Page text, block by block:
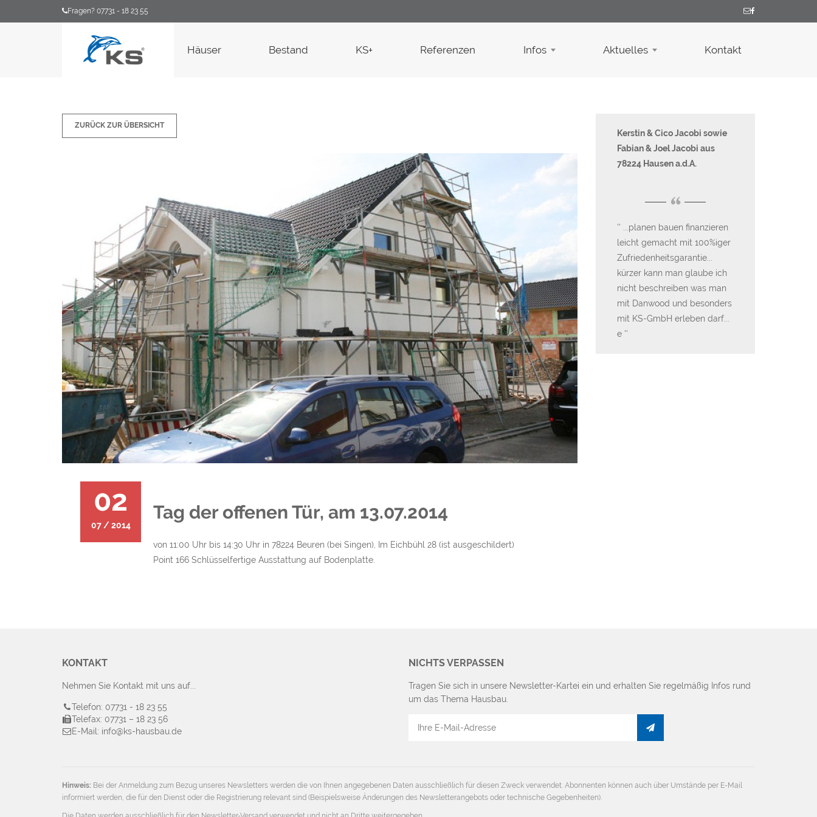
Fragen? 07731 - 18 23 55
Häuser Bestand KS+ Referenzen Infos Aktuelles Kontakt
ZURÜCK ZUR ÜBERSICHT
02
07 / 2014
Tag der offenen Tür, am 13.07.2014
von 11:00 Uhr bis 14:30 Uhr in 78224 Beuren (bei Singen), Im Eichbühl 28 (ist ausgeschildert)
Point 166 Schlüsselfertige Ausstattung auf Bodenplatte.
“
Einen großen Dank an KS-
Jetzt ist es geschafft und wir
können in unser Traumhaus
einziehen.
Kerstin & Cico Jacobi sowie
Fabian & Joel Jacobi aus
78224 Hausen a.d.A.
“
...planen bauen finanzieren
leicht gemacht mit 100%iger
Zufriedenheitsgarantie...
kürzer kann man glaube ich
nicht beschreiben was man
mit Danwood und besonders
mit KS-GmbH erleben darf...
e
KONTAKT
Nehmen Sie Kontakt mit uns auf...
Telefon: 07731 - 18 23 55
Telefax: 07731 – 18 23 56
E-Mail: info@ks-hausbau.de
NICHTS VERPASSEN
Tragen Sie sich in unsere Newsletter-Kartei ein und erhalten Sie regelmäßig Infos rund
um das Thema Hausbau.
Hinweis: Bei der Anmeldung zum Bezug unseres Newsletters werden die von Ihnen angegebenen Daten ausschließlich für diesen Zweck verwendet. Abonnenten können auch über Umstände per E-Mail
informiert werden, die für den Dienst oder die Registrierung relevant sind (Beispielsweise Änderungen des Newsletterangebots oder technische Gegebenheiten).